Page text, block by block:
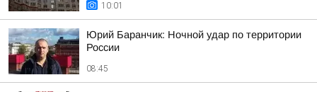
10:01
Юрий Баранчик: Ночной удар по территории
России
08:45